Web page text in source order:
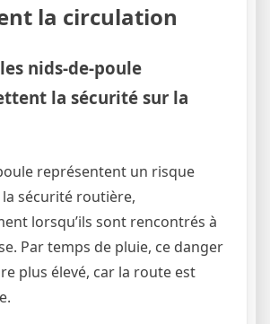
la circulation
nids-de-poule
la sécurité sur la
représentent un risque
sécurité routière,
lorsqu’ils sont rencontrés à
Par temps de pluie, ce danger
plus élevé, car la route est